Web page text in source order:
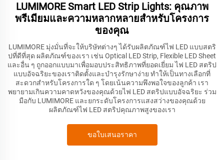
LUMIMORE Smart LED Strip Lights: คุณภาพ
พรีเมียมและความหลากหลายสำหรับโครงการ
ของคุณ
LUMIMORE มุ่งมั่นที่จะให้บริษัทต่างๆ ได้รับผลิตภัณฑ์ไฟ LED แบบสตริ
ปที่ดีที่สุด ผลิตภัณฑ์ของเรา เช่น Optical LED Strip, Flexible LED Sheet
และอื่น ๆ ถูกออกแบบมาเพื่อมอบประสิทธิภาพที่ยอดเยี่ยม ไฟ LED สตริป
แบบอัจฉริยะของเราติดตั้งและบำรุงรักษาง่าย ทำให้เป็นทางเลือกที่
สะดวกสำหรับโครงการใด ๆ โดยเน้นความพึงพอใจของลูกค้า เรา
พยายามเกินความคาดหวังของคุณด้วยไฟ LED สตริปแบบอัจฉริยะ ร่วม
มือกับ LUMIMORE และยกระดับโครงการแสงสว่างของคุณด้วย
ผลิตภัณฑ์ไฟ LED สตริปคุณภาพสูงของเรา
ขอใบเสนอราคา